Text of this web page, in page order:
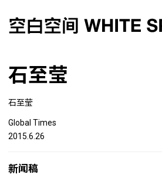
石至莹
石至莹
Global Times
2015.6.26
新闻稿